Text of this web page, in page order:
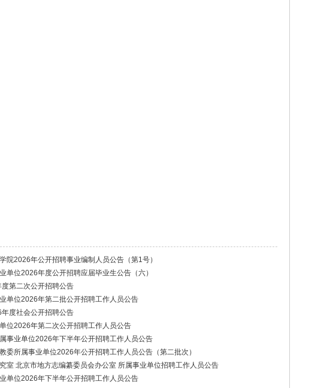
院2026年公开招聘事业编制人员公告（第1号）
单位2026年度公开招聘应届毕业生公告（六）
第二次公开招聘公告
单位2026年第二批公开招聘工作人员公告
度社会公开招聘公告
位2026年第二次公开招聘工作人员公告
事业单位2026年下半年公开招聘工作人员公告
委所属事业单位2026年公开招聘工作人员公告（第二批次）
室 北京市地方志编纂委员会办公室 所属事业单位招聘工作人员公告
单位2026年下半年公开招聘工作人员公告